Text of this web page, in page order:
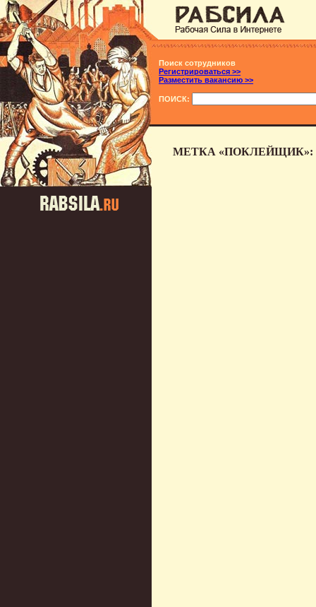
Поиск сотрудников
Регистрироваться >>
Разместить вакансию >>
ПОИСК:
МЕТКА